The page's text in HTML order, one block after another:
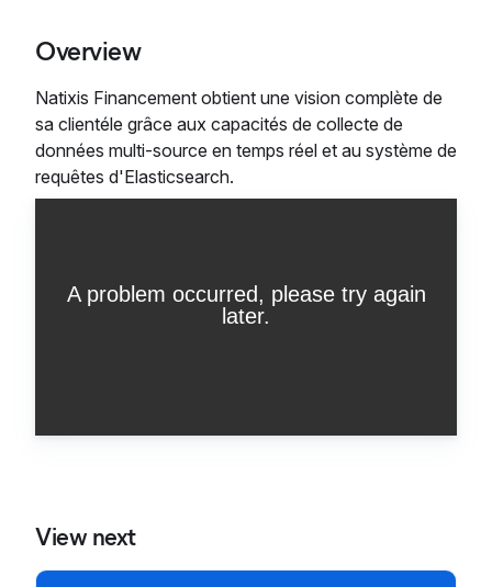
Overview
Natixis Financement obtient une vision complète de
sa clientéle grâce aux capacités de collecte de
données multi-source en temps réel et au système de
requêtes d'Elasticsearch.
View next